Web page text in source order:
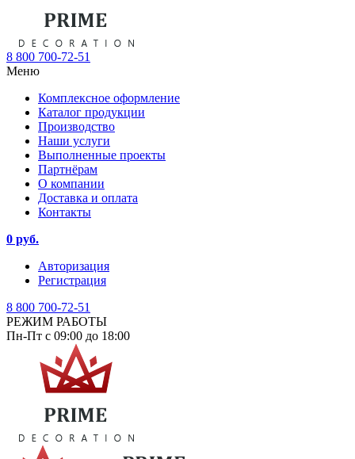
8 800 700-72-51
Меню
Комплексное оформление
Каталог продукции
Производство
Наши услуги
Выполненные проекты
Партнёрам
О компании
Доставка и оплата
Контакты
0 руб.
Авторизация
Регистрация
8 800 700-72-51
РЕЖИМ РАБОТЫ
Пн-Пт с 09:00 до 18:00